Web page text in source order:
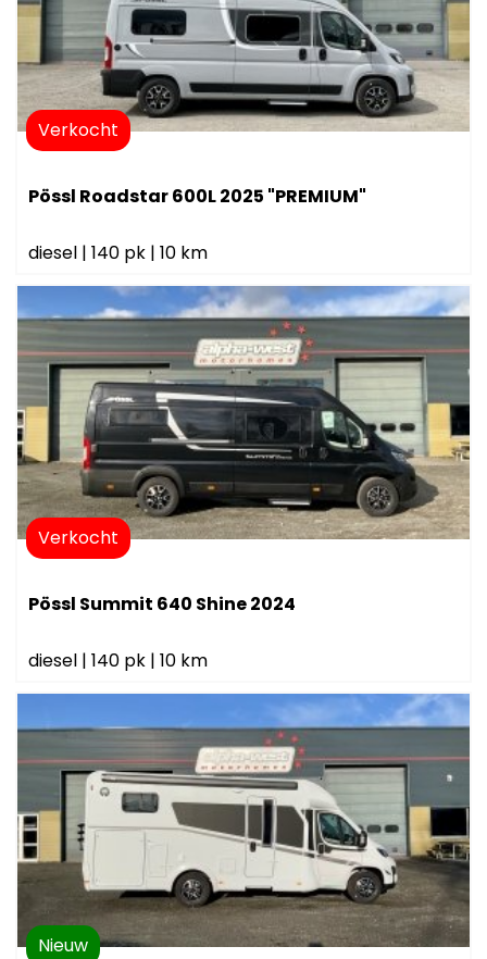
Verkocht
Pössl Roadstar 600L 2025 "PREMIUM"
diesel | 140 pk | 10 km
Verkocht
Pössl Summit 640 Shine 2024
diesel | 140 pk | 10 km
Nieuw